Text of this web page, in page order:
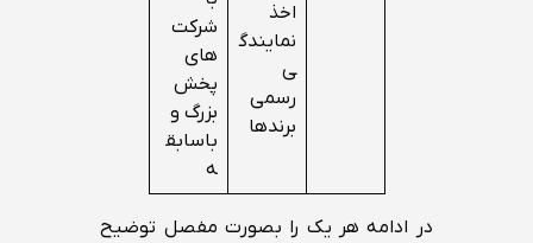
اخذ
نمایندگ
ی
رسمی
برندها
شرکت‌
های
پخش
بزرگ و
باسابق
ه
در ادامه هر یک را بصورت مفصل توضیح